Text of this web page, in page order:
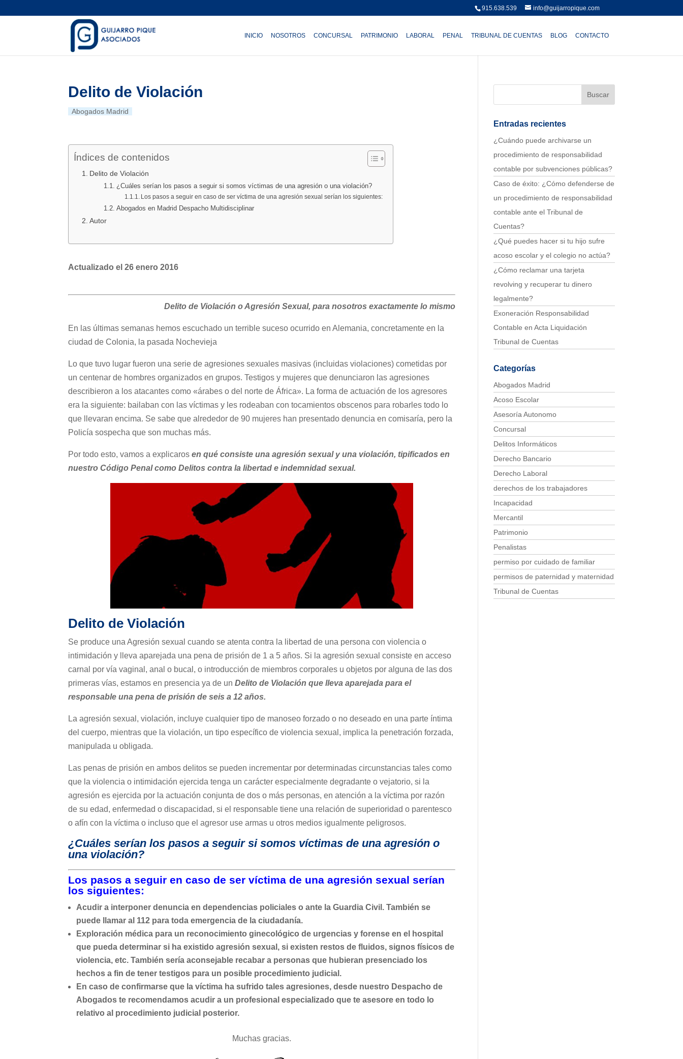
915.638.539 info@guijarropique.com
INICIO NOSOTROS CONCURSAL PATRIMONIO LABORAL PENAL TRIBUNAL DE CUENTAS BLOG CONTACTO
Delito de Violación
Abogados Madrid
Índices de contenidos
Delito de Violación
¿Cuáles serían los pasos a seguir si somos víctimas de una agresión o una violación?
Los pasos a seguir en caso de ser víctima de una agresión sexual serían los siguientes:
Abogados en Madrid Despacho Multidisciplinar
Autor
Actualizado el 26 enero 2016
Delito de Violación o Agresión Sexual, para nosotros exactamente lo mismo
En las últimas semanas hemos escuchado un terrible suceso ocurrido en Alemania, concretamente en la
ciudad de Colonia, la pasada Nochevieja
Lo que tuvo lugar fueron una serie de agresiones sexuales masivas (incluidas violaciones) cometidas por
un centenar de hombres organizados en grupos. Testigos y mujeres que denunciaron las agresiones
describieron a los atacantes como «árabes o del norte de África». La forma de actuación de los agresores
era la siguiente: bailaban con las víctimas y les rodeaban con tocamientos obscenos para robarles todo lo
que llevaran encima. Se sabe que alrededor de 90 mujeres han presentado denuncia en comisaría, pero la
Policía sospecha que son muchas más.
Por todo esto, vamos a explicarosen qué consiste una agresión sexual y una violación, tipificados en
nuestro Código Penal como Delitos contra la libertad e indemnidad sexual.
Delito de Violación
Se produce una Agresión sexual cuando se atenta contra la libertad de una persona con violencia o
intimidación y lleva aparejada una pena de prisión de 1 a 5 años. Si la agresión sexual consiste en acceso
carnal por vía vaginal, anal o bucal, o introducción de miembros corporales u objetos por alguna de las dos
primeras vías, estamos en presencia ya de un Delito de Violación que lleva aparejada para el
responsable una pena de prisión de seis a 12 años.
La agresión sexual, violación, incluye cualquier tipo de manoseo forzado o no deseado en una parte íntima
del cuerpo, mientras que la violación, un tipo específico de violencia sexual, implica la penetración forzada,
manipulada u obligada.
Las penas de prisión en ambos delitos se pueden incrementar por determinadas circunstancias tales como
que la violencia o intimidación ejercida tenga un carácter especialmente degradante o vejatorio, si la
agresión es ejercida por la actuación conjunta de dos o más personas, en atención a la víctima por razón
de su edad, enfermedad o discapacidad, si el responsable tiene una relación de superioridad o parentesco
o afín con la víctima o incluso que el agresor use armas u otros medios igualmente peligrosos.
¿Cuáles serían los pasos a seguir si somos víctimas de una agresión o
una violación?
Los pasos a seguir en caso de ser víctima de una agresión sexual serían
los siguientes:
Acudir a interponer denuncia en dependencias policiales o ante la Guardia Civil. También se
puede llamar al 112 para toda emergencia de la ciudadanía.
Exploración médica para un reconocimiento ginecológico de urgencias y forense en el hospital
que pueda determinar si ha existido agresión sexual, si existen restos de fluidos, signos físicos de
violencia, etc. También sería aconsejable recabar a personas que hubieran presenciado los
hechos a fin de tener testigos para un posible procedimiento judicial.
En caso de confirmarse que la víctima ha sufrido tales agresiones, desde nuestro Despacho de
Abogados te recomendamos acudir a un profesional especializado que te asesore en todo lo
relativo al procedimiento judicial posterior.
Muchas gracias.
Entradas recientes
¿Cuándo puede archivarse un
procedimiento de responsabilidad
contable por subvenciones públicas?
Caso de éxito: ¿Cómo defenderse de
un procedimiento de responsabilidad
contable ante el Tribunal de
Cuentas?
¿Qué puedes hacer si tu hijo sufre
acoso escolar y el colegio no actúa?
¿Cómo reclamar una tarjeta
revolving y recuperar tu dinero
legalmente?
Exoneración Responsabilidad
Contable en Acta Liquidación
Tribunal de Cuentas
Categorías
Abogados Madrid
Acoso Escolar
Asesoría Autonomo
Concursal
Delitos Informáticos
Derecho Bancario
Derecho Laboral
derechos de los trabajadores
Incapacidad
Mercantil
Patrimonio
Penalistas
permiso por cuidado de familiar
permisos de paternidad y maternidad
Tribunal de Cuentas